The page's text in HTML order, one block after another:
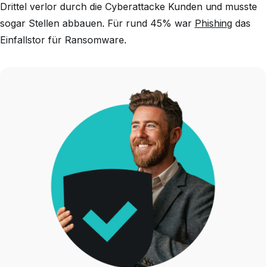
Drittel verlor durch die Cyberattacke Kunden und musste
sogar Stellen abbauen. Für rund 45% war Phishing das
Einfallstor für Ransomware.